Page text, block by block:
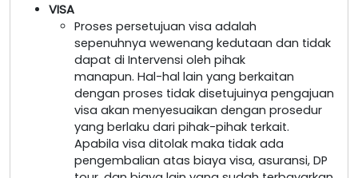
VISA
Proses persetujuan visa adalah
sepenuhnya wewenang kedutaan dan tidak
dapat di Intervensi oleh pihak
manapun. Hal-hal lain yang berkaitan
dengan proses tidak disetujuinya pengajuan
visa akan menyesuaikan dengan prosedur
yang berlaku dari pihak-pihak terkait.
Apabila visa ditolak maka tidak ada
pengembalian atas biaya visa, asuransi, DP